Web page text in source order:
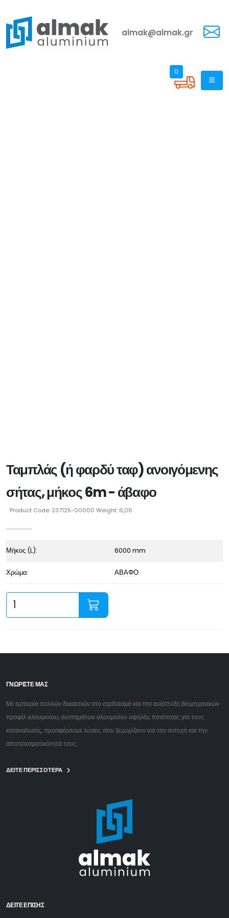
almak@almak.gr
0
Ταμπλάς (ή φαρδύ ταφ) ανοιγόμενης
σήτας, μήκος 6m - άβαφο
Product Code: 237125-00000 Weight: 6,06
Μήκος (L): 6000 mm
Χρώμα: ΑΒΑΦΟ
ΓΝΩΡΙΣΤΕ ΜΑΣ
Με εμπειρία πολλών δεκαετιών στο σχεδιασμό και την ανάπτυξη βιομηχανικών
προφίλ αλουμινίου, συστημάτων αλουμινίου υψηλής ποιότητας για τους
καταναλωτές, προσφέρουμε λύσεις που ξεχωρίζουν για την αντοχή και την
αποτελεσματικότητά τους.
ΔΕΙΤΕ ΠΕΡΙΣΣΟΤΕΡΑ
ΔΕΊΤΕ ΕΠΙΣΗΣ